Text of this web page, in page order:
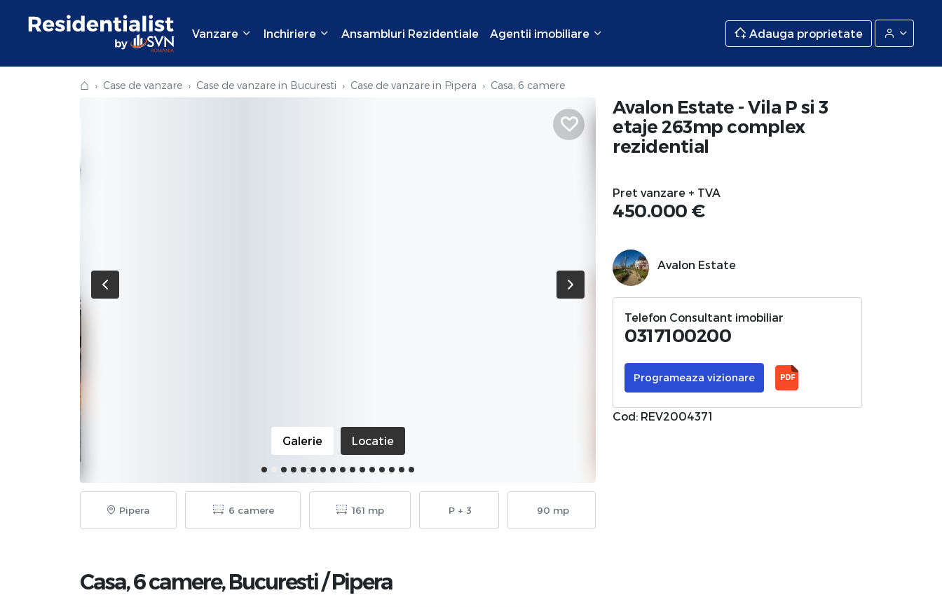
Vanzare Inchiriere Ansambluri Rezidentiale Agentii imobiliare Adauga proprietate
⌂ Case de vanzare Case de vanzare in Bucuresti Case de vanzare in Pipera Casa, 6 camere
Galerie Locatie
Pipera 6 camere 161 mp P + 3 90 mp
Casa, 6 camere,Bucuresti/Pipera
Avalon Estate - Vila P si 3
etaje 263mp complex
rezidential
Pret vanzare + TVA
450.000 €
Avalon Estate
Telefon Consultant imobiliar
0317100200
Programeaza vizionare PDF
Cod: REV2004371